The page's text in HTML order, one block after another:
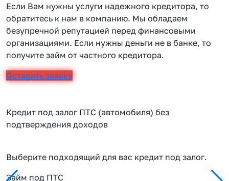
Если Вам нужны услуги надежного кредитора, то
обратитесь к нам в компанию. Мы обладаем
безупречной репутацией перед финансовыми
организациями. Если нужны деньги не в банке, то
получите займ от частного кредитора.
Оставить заявку
Кредит под залог ПТС (автомобиля) без
подтверждения доходов
Выберите подходящий для вас кредит под залог.
Займ под ПТС